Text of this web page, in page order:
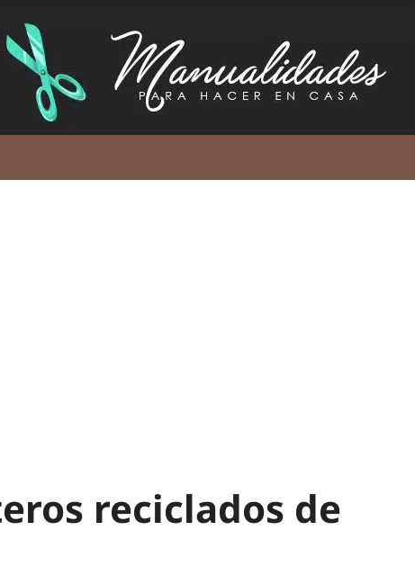
reciclados de